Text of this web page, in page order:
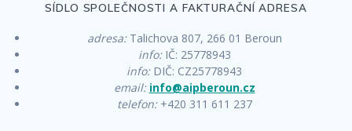
SÍDLO SPOLEČNOSTI A FAKTURAČNÍ ADRESA
adresa: Talichova 807, 266 01 Beroun
info:IČ: 25778943
info: DIČ: CZ25778943
email: info@aipberoun.cz
telefon: +420 311 611 237